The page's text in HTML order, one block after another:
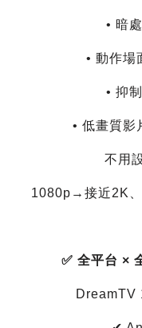
• 暗
• 動作場
• 抑
• 低畫質影
不用
1080p→接近2K
✅ 全平台 ×
DreamTV